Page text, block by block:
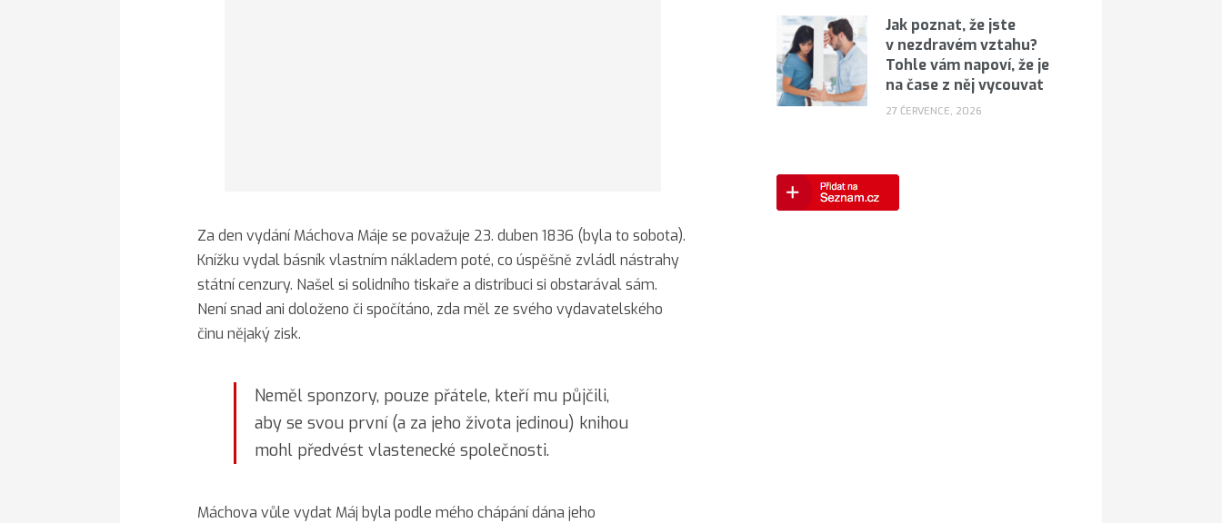
Za den vydání Máchova Máje se považuje 23. duben 1836 (byla to sobota).
Knížku vydal básník vlastním nákladem poté, co úspěšně zvládl nástrahy
státní cenzury. Našel si solidního tiskaře a distribuci si obstarával sám.
Není snad ani doloženo či spočítáno, zda měl ze svého vydavatelského
činu nějaký zisk.
Neměl sponzory, pouze přátele, kteří mu půjčili,
aby se svou první (a za jeho života jedinou) knihou
mohl předvést vlastenecké společnosti.
Máchova vůle vydat Máj byla podle mého chápání dána jeho
Jak poznat, že jste
v nezdravém vztahu?
Tohle vám napoví, že je
na čase z něj vycouvat
27 ČERVENCE, 2026